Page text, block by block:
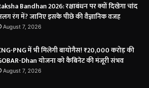
Bandhan 2026: रक्षाबंधन पर क्यों दिखेगा चांद
रंग में? जानिए इसके पीछे की वैज्ञानिक वजह
August 7, 2026
PNG में भी मिलेगी बायोगैस! ₹20,000 करोड़ की
Dhan योजना को कैबिनेट की मंजूरी संभव
August 7, 2026